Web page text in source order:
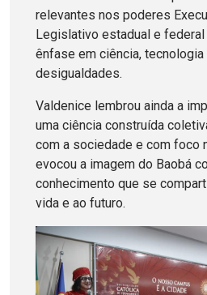
relevantes nos poderes
Legislativo estadual e
ênfase em ciência, tecnologia
desigualdades.
Valdenice lembrou ainda a
uma ciência construída
com a sociedade e com foco
evocou a imagem do Baobá
conhecimento que se
vida e ao futuro.